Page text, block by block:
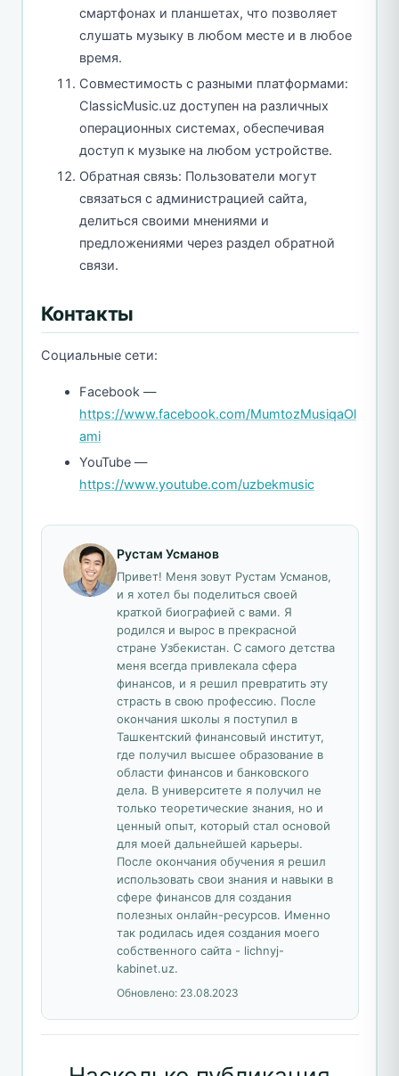
смартфонах и планшетах, что позволяет
слушать музыку в любом месте и в любое
время.
Совместимость с разными платформами:
ClassicMusic.uz доступен на различных
операционных системах, обеспечивая
доступ к музыке на любом устройстве.
Обратная связь: Пользователи могут
связаться с администрацией сайта,
делиться своими мнениями и
предложениями через раздел обратной
связи.
Контакты
Социальные сети:
Facebook —
https://www.facebook.com/MumtozMusiqaOl
ami
YouTube —
https://www.youtube.com/uzbekmusic
Рустам Усманов
Привет! Меня зовут Рустам Усманов,
и я хотел бы поделиться своей
краткой биографией с вами. Я
родился и вырос в прекрасной
стране Узбекистан. С самого детства
меня всегда привлекала сфера
финансов, и я решил превратить эту
страсть в свою профессию. После
окончания школы я поступил в
Ташкентский финансовый институт,
где получил высшее образование в
области финансов и банковского
дела. В университете я получил не
только теоретические знания, но и
ценный опыт, который стал основой
для моей дальнейшей карьеры.
После окончания обучения я решил
использовать свои знания и навыки в
сфере финансов для создания
полезных онлайн-ресурсов. Именно
так родилась идея создания моего
собственного сайта - lichnyj-
kabinet.uz.
Обновлено: 23.08.2023